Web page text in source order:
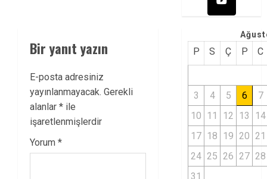
Bir yanıt yazın
E-posta adresiniz
yayınlanmayacak. Gerekli
alanlar * ile
işaretlenmişlerdir
Yorum *
P S Ç P C
3 4 5 6
7
10 11 12 13
14
17 18 19 20 21
24 25 26 27 28
31